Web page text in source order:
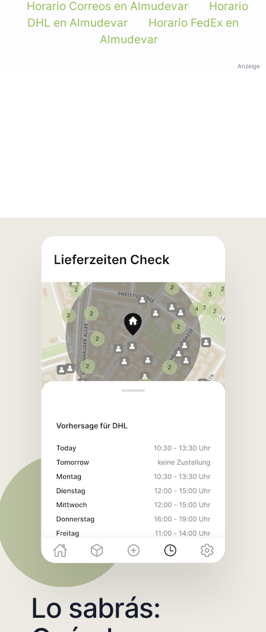
Horario Correos en Almudevar
Horario
DHL en Almudevar
Horario FedEx en
Almudevar
Anzeige
Lo sabrás: